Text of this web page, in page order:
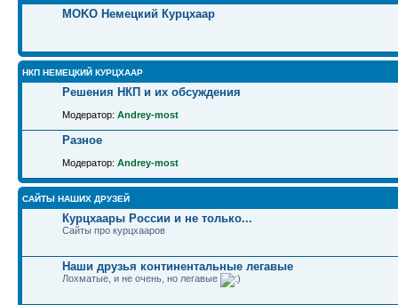
MOKO Немецкий Курцхаар
НКП НЕМЕЦКИЙ КУРЦХААР
Решения НКП и их обсуждения
Модератор: Andrey-most
Разное
Модератор: Andrey-most
САЙТЫ НАШИХ ДРУЗЕЙ
Курцхаары России и не только...
Сайты про курцхааров
Наши друзья континентальные легавые
Лохматые, и не очень, но легавые